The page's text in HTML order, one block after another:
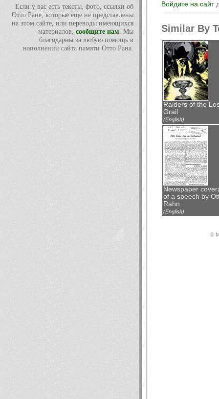
Войдите на сайт
Similar By
Raiders of the
Grail
(English)
Newspaper
of a speech by
Rahn
(English)
Если у вас есть тексты, фото, ссылки об
Отто Ране, которые еще не представлены
на этом сайте, или переводы имеющихся
материалов, сообщите нам. Мы
благодарны за любую помощь в
наполнении сайта памяти Отто Рана.
©